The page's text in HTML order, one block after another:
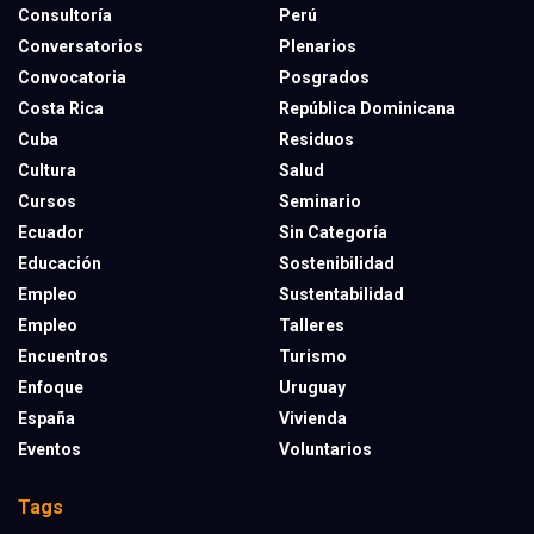
Consultoría
Conversatorios
Convocatoria
Costa Rica
Cuba
Cultura
Cursos
Ecuador
Educación
Empleo
Empleo
Encuentros
Enfoque
España
Eventos
Perú
Plenarios
Posgrados
República Dominicana
Residuos
Salud
Seminario
Sin Categoría
Sostenibilidad
Sustentabilidad
Talleres
Turismo
Uruguay
Vivienda
Voluntarios
Tags